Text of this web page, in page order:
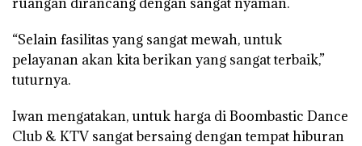
“Selain fasilitas yang sangat mewah, untuk
pelayanan akan kita berikan yang sangat terbaik,”
tuturnya.
Iwan mengatakan, untuk harga di Boombastic Dance
Club & KTV sangat bersaing dengan tempat hiburan